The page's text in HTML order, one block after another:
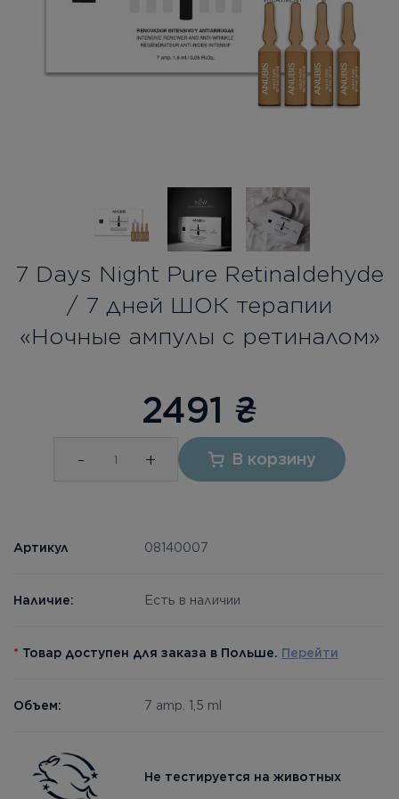
7 Days Night Pure Retinaldehyde
/ 7 дней ШОК терапии
«Ночные ампулы с ретиналом»
2491 ₴
- + В корзину
Артикул 08140007
Наличие: Есть в наличии
* Товар доступен для заказа в Польше. Перейти
Объем: 7 amp. 1,5 ml
Не тестируется на животных